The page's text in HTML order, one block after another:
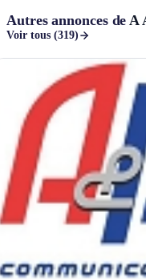
Autres annonces deA
Voir tous (319)